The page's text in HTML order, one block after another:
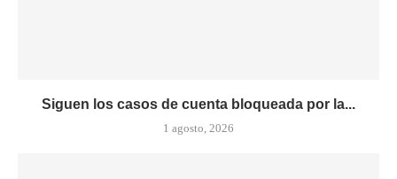
Siguen los casos de cuenta bloqueada por la...
1 agosto, 2026